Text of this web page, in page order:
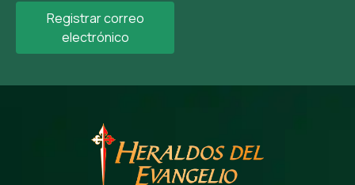
Registrar correo
electrónico